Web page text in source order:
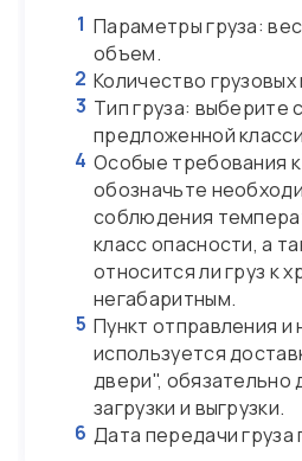
1 Параметры груза:
объем.
2 Количество
3 Тип груза: выберите
предложенной
4 Особые требования
обозначьте
соблюдения
класс опасности, а
относится ли груз к
негабаритным.
5 Пункт отправления и
используется
двери", обязательно
загрузки и выгрузки.
6 Дата передачи груза